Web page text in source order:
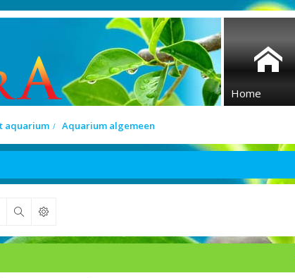
Home
aquarium Aquarium algemeen
Zoek